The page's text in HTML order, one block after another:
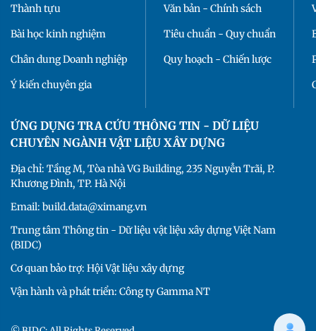
Thành tựu
Bài học kinh nghiệm
Chân dung Doanh nghiệp
Ý kiến chuyên gia
Văn bản - Chính sách
Tiêu chuẩn - Quy chuẩn
Quy hoạch - Chiến lược
ỨNG DỤNG TRA CỨU THÔNG TIN - DỮ LIỆU
CHUYÊN NGÀNH VẬT LIỆU XÂY DỰNG
Địa chỉ: Tầng M, Tòa nhà VG Building, 235 Nguyễn Trãi, P.
Khương Đình, TP. Hà Nội
Email: build.data@ximang.vn
Trung tâm Thông tin - Dữ liệu vật liệu xây dựng Việt Nam
(BIDC)
Cơ quan bảo trợ: Hội Vật liệu xây dựng
Vận hành và phát triển: Công ty Gamma NT